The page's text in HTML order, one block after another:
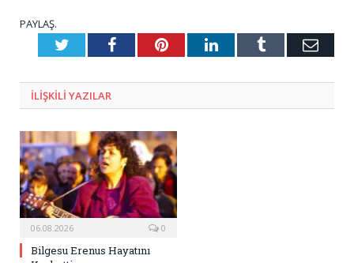
PAYLAŞ.
TwitterFacebookPinterestLinkedInTumblr E-
ILIŞKILI YAZILAR
06.08.2026 0
Bilgesu Erenus Hayatını